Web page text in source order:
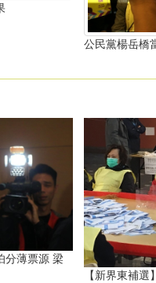
公民黨楊岳橋
分薄票源 梁
【新界東補